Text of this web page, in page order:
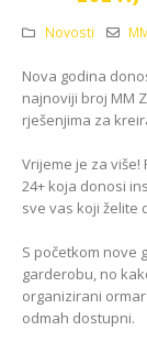
Novosti
Nova godina
najnoviji broj MM
rješenjima za
Vrijeme je za
24+ koja donosi
sve vas koji želite
S početkom nove
garderobu, no
organizirani
odmah dostupni.
Kako
podove